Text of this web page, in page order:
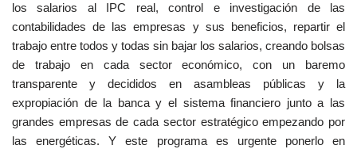
los salarios al IPC real, control e investigación de las
contabilidades de las empresas y sus beneficios, repartir el
trabajo entre todos y todas sin bajar los salarios, creando bolsas
de trabajo en cada sector económico, con un baremo
transparente y decididos en asambleas públicas y la
expropiación de la banca y el sistema financiero junto a las
grandes empresas de cada sector estratégico empezando por
las energéticas. Y este programa es urgente ponerlo en